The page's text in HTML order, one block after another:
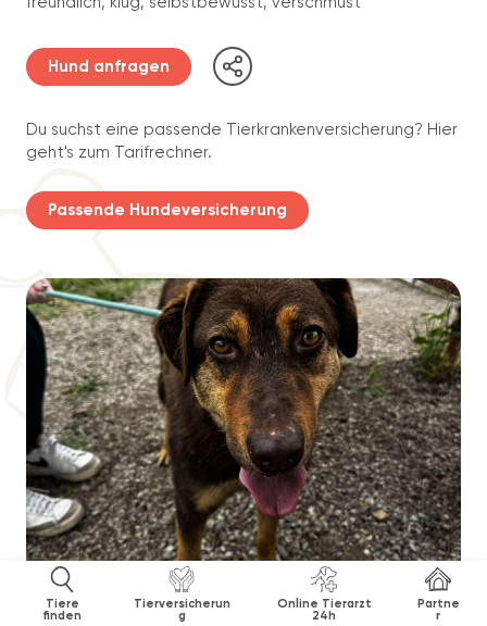
Tiere
finden
Tierversicherun
g
Online Tierarzt
24h
Partne
r
Hund anfragen
Du suchst eine passende Tierkrankenversicherung? Hier
geht's zum Tarifrechner.
Passende Hundeversicherung